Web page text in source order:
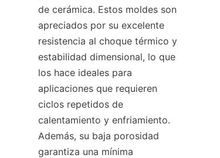
de cerámica. Estos moldes son
apreciados por su excelente
resistencia al choque térmico y
estabilidad dimensional, lo que
los hace ideales para
aplicaciones que requieren
ciclos repetidos de
calentamiento y enfriamiento.
Además, su baja porosidad
garantiza una mínima